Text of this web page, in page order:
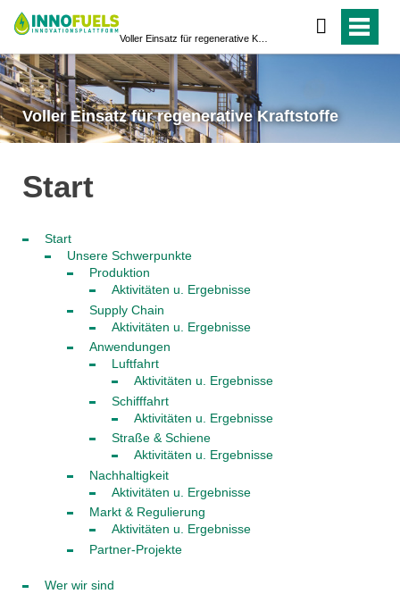
Voller Einsatz für regenerative Kraftstoffe
Start
Start
Unsere Schwerpunkte
Produktion
Aktivitäten u. Ergebnisse
Supply Chain
Aktivitäten u. Ergebnisse
Anwendungen
Luftfahrt
Aktivitäten u. Ergebnisse
Schifffahrt
Aktivitäten u. Ergebnisse
Straße & Schiene
Aktivitäten u. Ergebnisse
Nachhaltigkeit
Aktivitäten u. Ergebnisse
Markt & Regulierung
Aktivitäten u. Ergebnisse
Partner-Projekte
Wer wir sind